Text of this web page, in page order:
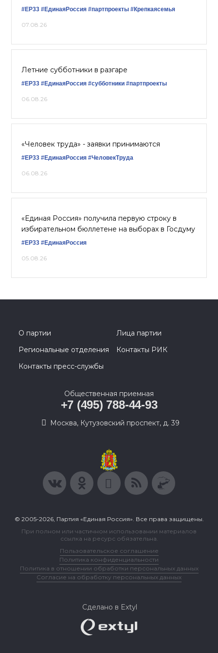
#ЕР33 #‎ЕдинаяРоссия #партпроекты #Крепкаясемья
07.08.26
Летние субботники в разгаре
#ЕР33 #‎ЕдинаяРоссия #субботники #партпроекты
06.08.26
«Человек труда» - заявки принимаются
#ЕР33 #‎ЕдинаяРоссия #ЧеловекТруда
06.08.26
«Единая Россия» получила первую строку в
избирательном бюллетене на выборах в Госдуму
#ЕР33 #ЕдинаяРоссия
05.08.26
О партии
Лица партии
Региональные отделения
Контакты РИК
Контакты пресс-службы
Общественная приемная
+7 (495) 788-44-93
Москва, Кутузовский проспект, д. 39
© 2005-2026, Партия «Единая Россия». Все права защищены.
При полном или частичном использовании материалов
ссылка на ресурс обязательна.
Пользовательское соглашение
Политика конфиденциальности
Политика в отношении обработки персональных данных
Согласие на обработку персональных данных
Сделано в Extyl